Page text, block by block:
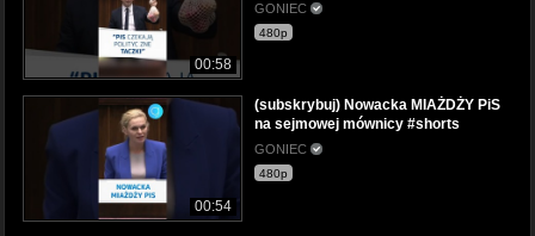
00:58
GONIEC
480p
00:54
(subskrybuj) Nowacka MIAŻDŻY PiS
na sejmowej mównicy #shorts
GONIEC
480p